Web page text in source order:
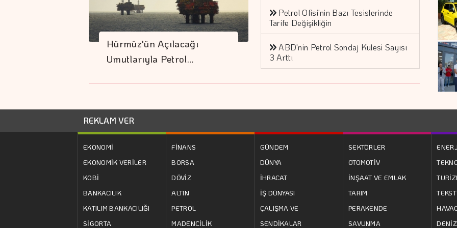
Hürmüz'ün Açılacağı
Umutlarıyla Petrol…
Petrol Ofisi'nin Bazı Tesislerinde
Tarife Değişikliğin
ABD'nin Petrol Sondaj Kulesi Sayısı
3 Arttı
REKLAM VER
EKONOMİ
EKONOMİK VERİLER
KOBİ
BANKACILIK
KATILIM BANKACILIĞI
SİGORTA
FİNANS
BORSA
DÖVİZ
ALTIN
PETROL
MADENCİLİK
GÜNDEM
DÜNYA
İHRACAT
İŞ DÜNYASI
ÇALIŞMA VE
SENDİKALAR
SEKTÖRLER
OTOMOTİV
İNŞAAT VE EMLAK
TARIM
PERAKENDE
SAVUNMA